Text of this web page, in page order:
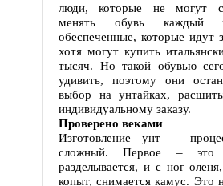
люди, которые не могут
менять обувь
обеспеченные, которые идут
хотя могут купить
тысяч. Но такой обувью
удивить, поэтому они
выбор на унтайках,
индивидуальному заказу.
Проверено веками
Изготовление унт –
сложный. Первое – это
разделывается, и с ног
копыт, снимается камус. Это